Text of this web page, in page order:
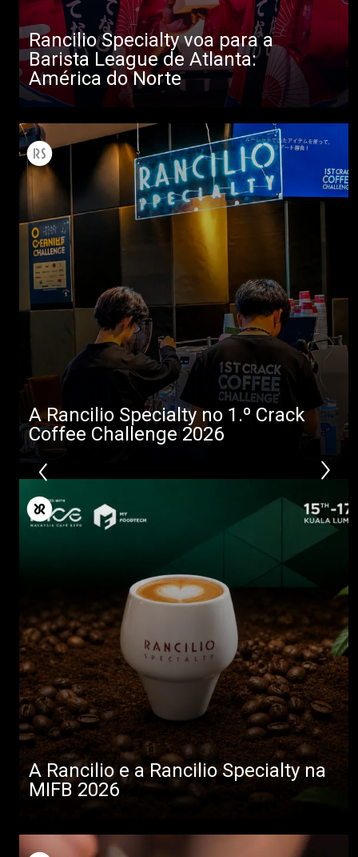
Rancilio Specialty voa para a
Barista League de Atlanta:
América do Norte
A Rancilio Specialty no 1.º Crack
Coffee Challenge 2026
A Rancilio e a Rancilio Specialty na
MIFB 2026
Todos
Produtos
Notícias
Descarregar
Mais